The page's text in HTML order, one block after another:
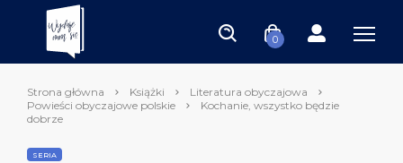
0
Strona główna Książki
Literatura obyczajowa
Powieści obyczajowe polskie
Kochanie, wszystko będzie
dobrze
SERIA